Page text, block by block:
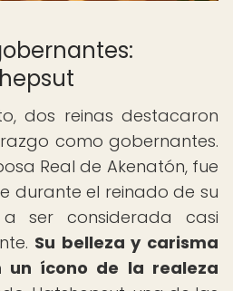
dos reinas destacaron
como gobernantes.
Real de Akenatón, fue
durante el reinado de su
ser considerada casi
Su belleza y carisma
un ícono de la realeza